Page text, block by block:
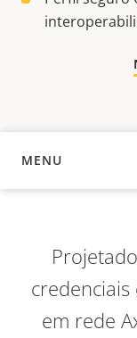
MENU
VISÃO GERAL
em rede